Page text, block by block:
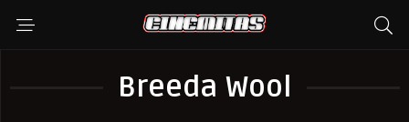
Breeda Wool